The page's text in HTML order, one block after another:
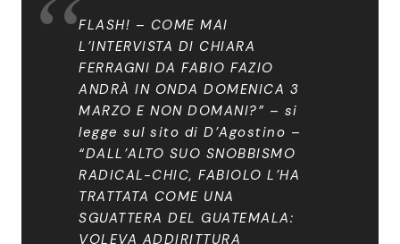
FLASH! – COME MAI
L’INTERVISTA DI CHIARA
FERRAGNI DA FABIO FAZIO
ANDRÀ IN ONDA DOMENICA 3
MARZO E NON DOMANI?” – si
legge sul sito di D’Agostino –
“DALL’ALTO SUO SNOBBISMO
RADICAL-CHIC, FABIOLO L’HA
TRATTATA COME UNA
SGUATTERA DEL GUATEMALA:
VOLEVA ADDIRITTURA